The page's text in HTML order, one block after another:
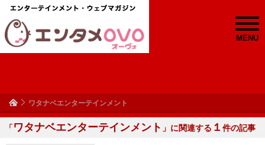
MENU
ワタナベエンターテインメント
「ワタナベエンターテインメント 」に関連する １ 件の記事